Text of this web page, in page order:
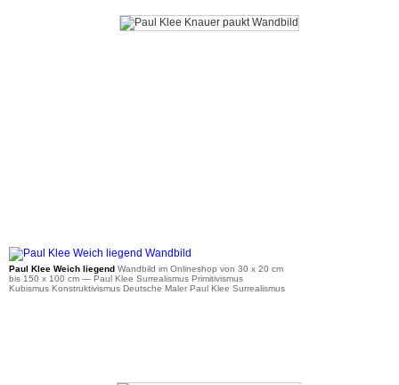
Paul Klee Weich liegendWandbild im Onlineshop von 30 x 20 cm
bis 150 x 100 cm — Paul Klee Surrealismus Primitivismus
Kubismus Konstruktivismus Deutsche Maler Paul Klee Surrealismus